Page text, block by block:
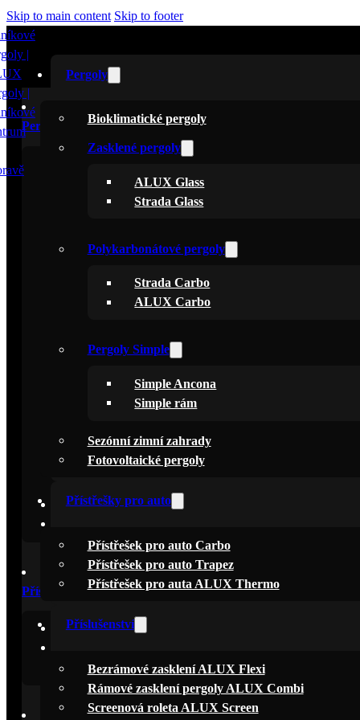
Skip to main content Skip to footer
Pergoly
Bioklimatické pergoly
Zasklené pergoly
ALUX Glass
Strada Glass
Polykarbonátové pergoly
Strada Carbo
ALUX Carbo
Pergoly Simple
Simple Ancona
Simple rám
Sezónní zimní zahrady
Fotovoltaické pergoly
Přístřešky pro auto
Přístřešek pro auto Carbo
Přístřešek pro auto Trapez
Přístřešek pro auta ALUX Thermo
Příslušenství
Bezrámové zasklení ALUX Flexi
Rámové zasklení pergoly ALUX Combi
Screenová roleta ALUX Screen
Pergoly
Zasklené pergoly
Strada Glass
ALUX Carbo
Pergoly Simple
Simple Fix
Simple rám
Sezónní zimní zahrady
Přístřešky pro auto
Přístřešek pro auto Carbo
Přístřešek pro auta ALUX Thermo